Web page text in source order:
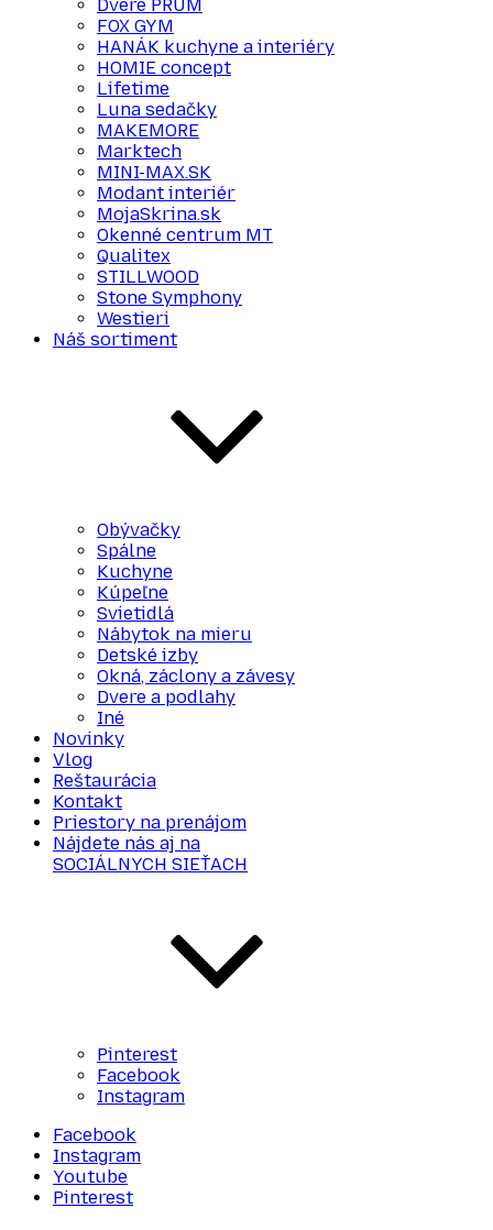
Dvere PRÜM
FOX GYM
HANÁK kuchyne a interiéry
HOMIE concept
Lifetime
Luna sedačky
MAKEMORE
Marktech
MINI-MAX.SK
Modant interiér
MojaSkrina.sk
Okenné centrum MT
Qualitex
STILLWOOD
Stone Symphony
Westieri
Náš sortiment
Obývačky
Spálne
Kuchyne
Kúpeľne
Svietidlá
Nábytok na mieru
Detské izby
Okná, záclony a závesy
Dvere a podlahy
Iné
Novinky
Vlog
Reštaurácia
Kontakt
Priestory na prenájom
Nájdete nás aj na
SOCIÁLNYCH SIEŤACH
Pinterest
Facebook
Instagram
Facebook
Instagram
Youtube
Pinterest